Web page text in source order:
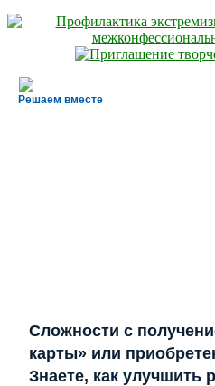
Решаем вместе
Сложности с
карты» или
Знаете, как улучшить